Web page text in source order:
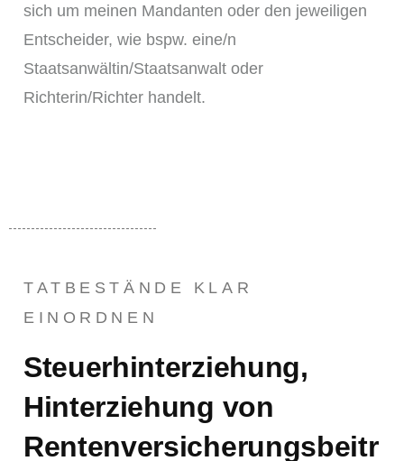
sich um meinen Mandanten oder den jeweiligen
Entscheider, wie bspw. eine/n
Staatsanwältin/Staatsanwalt oder
Richterin/Richter handelt.
TATBESTÄNDE KLAR
EINORDNEN
Steuerhinterziehung,
Hinterziehung von
Rentenversicherungsbeitr